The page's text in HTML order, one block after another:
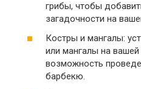
грибы, чтобы
загадочности на
Костры и мангалы:
или мангалы на
возможность
барбекю.